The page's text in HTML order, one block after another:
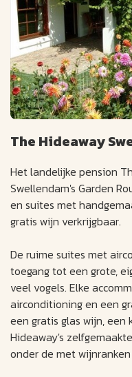
The Hideaway
Het landelijke pension
Swellendam's Garden
en suites met
gratis wijn verkrijgbaar.
De ruime suites met
toegang tot een grote,
veel vogels. Elke
airconditioning en een
een gratis glas wijn,
Hideaway's
onder de met